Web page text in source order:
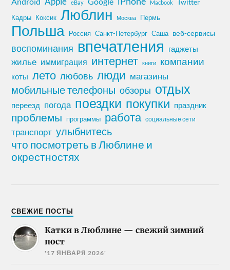
eBay Macbook Twitter
Кадры Коксик Люблин Москва Пермь
Польша Россия Санкт-Петербург Саша веб-сервисы
воспоминания впечатления гаджеты
жилье иммиграция интернет книги компании
коты лето любовь люди магазины
мобильные телефоны обзоры отдых
переезд погода поездки покупки праздник
проблемы программы работа социальные сети
транспорт улыбнитесь
что посмотреть в Люблине и
окрестностях
СВЕЖИЕ ПОСТЫ
Катки в Люблине — свежий зимний
пост
'17 ЯНВАРЯ 2026'